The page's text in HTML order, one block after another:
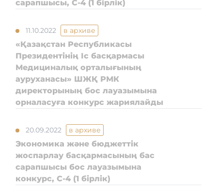
сарапшысы, C-4 (1 бірлік)
11.10.2022 в архиве
«Қазақстан Республикасы
Президентінің Іс басқармасы
Медициналық орталығының
ауруханасы» ШЖҚ РМК
директорының бос лауазымына
орналасуға конкурс жариялайды
20.09.2022 в архиве
Экономика және бюджеттік
жоспарлау басқармасының бас
сарапшысы бос лауазымына
конкурс, C-4 (1 бірлік)